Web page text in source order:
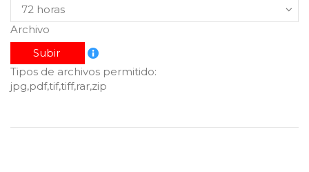
Archivo
Subir
Tipos de archivos permitido:
jpg,pdf,tif,tiff,rar,zip